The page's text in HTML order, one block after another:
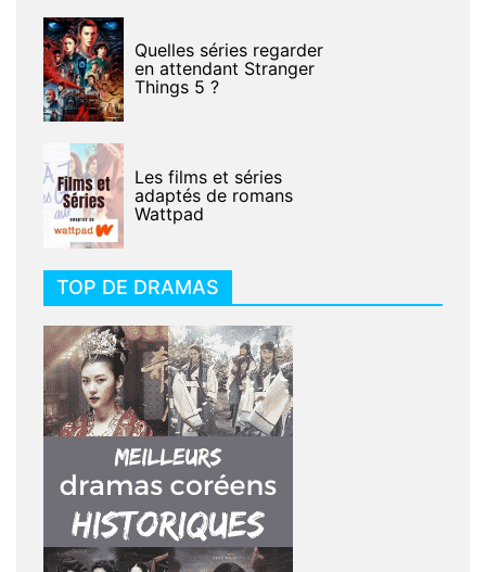
Quelles séries regarder
en attendant Stranger
Things 5 ?
Les films et séries
adaptés de romans
Wattpad
TOP DE DRAMAS